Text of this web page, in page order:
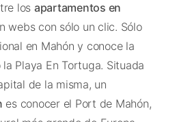
los apartamentos en
webs con sólo un clic. Sólo
en Mahón y conoce la
Playa En Tortuga. Situada
de la misma, un
es conocer el Port de Mahón,